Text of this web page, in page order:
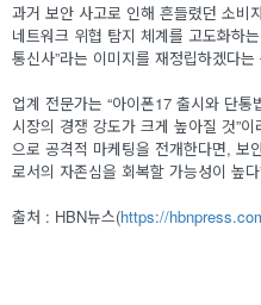
과거 보안 사고로 인해 흔들렸던 소
네트워크 위협 탐지 체계를 고도화하
통신사”라는 이미지를 재정립하겠다는
업계 전문가는 “아이폰17 출시와 단
시장의 경쟁 강도가 크게 높아질 것”
으로 공격적 마케팅을 전개한다면, 보
로서의 자존심을 회복할 가능성이 높
출처 : HBN뉴스(https://